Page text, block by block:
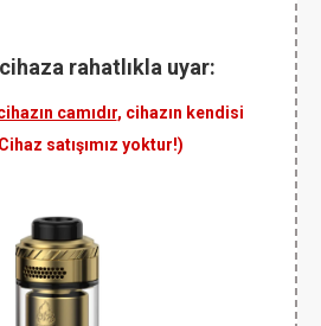
rahatlıkla uyar:
camıdır, cihazın kendisi
satışımız yoktur!)